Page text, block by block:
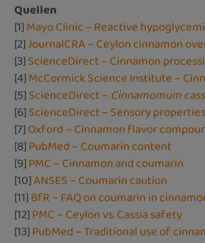
Quellen
[1]Mayo Clinic – Reactive
[2]JournalCRA – Ceylon cinnamon
[3]ScienceDirect – Cinnamon
[4]McCormick Science Institute –
[5]ScienceDirect – Cinnamomum
[6]ScienceDirect – Sensory
[7]Oxford – Cinnamon flavor
[8]PubMed – Coumarin content
[9]PMC – Cinnamon and coumarin
[10]ANSES – Coumarin caution
[11]BfR – FAQ on coumarin in
[12]PMC – Ceylon vs. Cassia safety
[13]PubMed – Traditional use of